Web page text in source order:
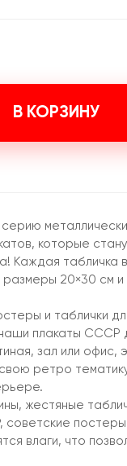
В КОРЗИНУ
которые
Каждая табличка
20×30 см и
и таблички
плакаты СССР
зал или офис,
ретро
жестяные
влаги, что